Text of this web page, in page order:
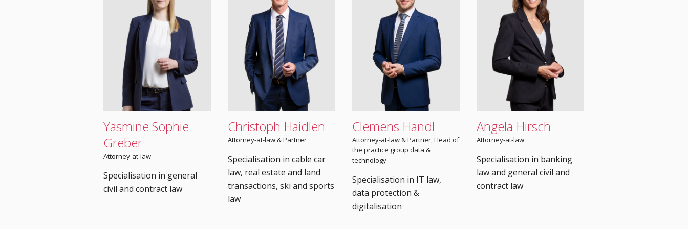
Yasmine Sophie
Greber
Attorney-at-law
Specialisation in general
civil and contract law
Christoph Haidlen
Attorney-at-law & Partner
Specialisation in cable car
law, real estate and land
transactions, ski and sports
law
Clemens Handl
Attorney-at-law & Partner, Head of
the practice group data &
technology
Specialisation in IT law,
data protection &
digitalisation
Angela Hirsch
Attorney-at-law
Specialisation in banking
law and general civil and
contract law